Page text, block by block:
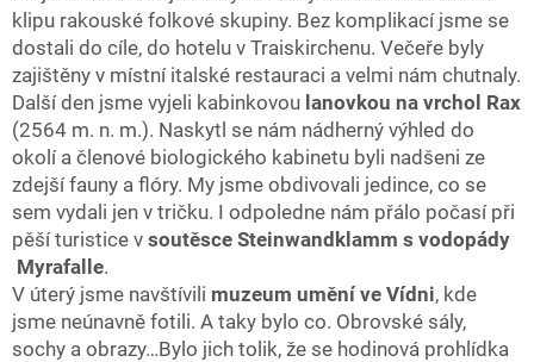
klipu rakouské folkové skupiny. Bez komplikací jsme se
dostali do cíle, do hotelu v Traiskirchenu. Večeře byly
zajištěny v místní italské restauraci a velmi nám chutnaly.
Další den jsme vyjeli kabinkovou lanovkou na vrchol Rax
(2564 m. n. m.). Naskytl se nám nádherný výhled do
okolí a členové biologického kabinetu byli nadšeni ze
zdejší fauny a flóry. My jsme obdivovali jedince, co se
sem vydali jen v tričku. I odpoledne nám přálo počasí při
pěší turistice v soutěsce Steinwandklamm s vodopády
Myrafalle.
V úterý jsme navštívili muzeum umění ve Vídni, kde
jsme neúnavně fotili. A taky bylo co. Obrovské sály,
sochy a obrazy…Bylo jich tolik, že se hodinová prohlídka